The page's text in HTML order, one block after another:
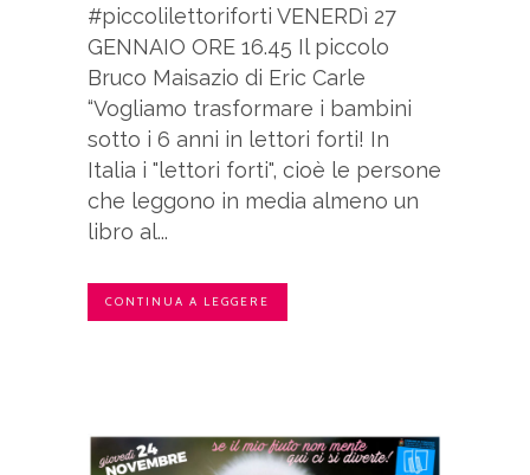
#piccolilettoriforti VENERDì 27
GENNAIO ORE 16.45 Il piccolo
Bruco Maisazio di Eric Carle
“Vogliamo trasformare i bambini
sotto i 6 anni in lettori forti! In
Italia i "lettori forti", cioè le persone
che leggono in media almeno un
libro al...
CONTINUA A LEGGERE